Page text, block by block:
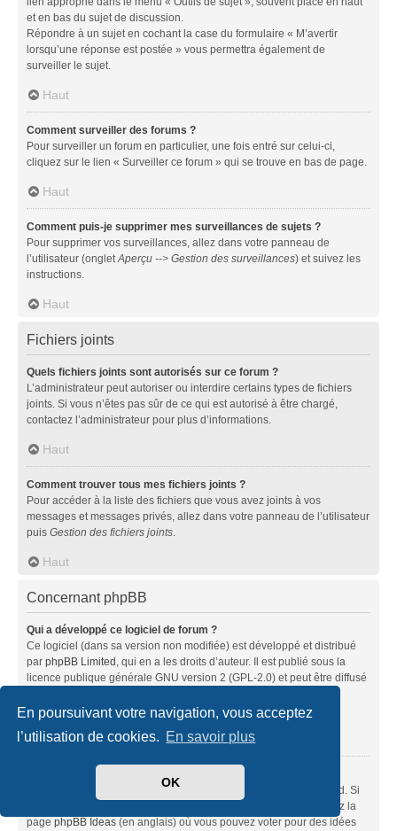
En poursuivant votre navigation, vous acceptez
l’utilisation de cookies. En savoir plus
OK
et en bas du sujet de discussion.
Répondre à un sujet en cochant la case du formulaire « M’avertir
lorsqu’une réponse est postée » vous permettra également de
surveiller le sujet.
Haut
Comment surveiller des forums ?
Pour surveiller un forum en particulier, une fois entré sur celui-ci,
cliquez sur le lien « Surveiller ce forum » qui se trouve en bas de page.
Haut
Comment puis-je supprimer mes surveillances de sujets ?
Pour supprimer vos surveillances, allez dans votre panneau de
l’utilisateur (ongletAperçu --> Gestion des surveillances) et suivez les
instructions.
Haut
Fichiers joints
Quels fichiers joints sont autorisés sur ce forum ?
L’administrateur peut autoriser ou interdire certains types de fichiers
joints. Si vous n’êtes pas sûr de ce qui est autorisé à être chargé,
contactez l’administrateur pour plus d’informations.
Haut
Comment trouver tous mes fichiers joints ?
Pour accéder à la liste des fichiers que vous avez joints à vos
messages et messages privés, allez dans votre panneau de l’utilisateur
puis Gestion des fichiers joints.
Haut
Concernant phpBB
Qui a développé ce logiciel de forum ?
Ce logiciel (dans sa version non modifiée) est développé et distribué
par phpBB Limited, qui en a les droits d’auteur. Il est publié sous la
licence publique générale GNU version 2 (GPL-2.0) et peut être diffusé
À propos de phpBB» (en anglais).
Haut
Ce logiciel a été développé et mis sous licence par phpBB Limited. Si
vous pensez qu’une fonctionnalité nécessite d’être ajoutée, visitez la
page phpBB Ideas (en anglais) où vous pouvez voter pour des idées